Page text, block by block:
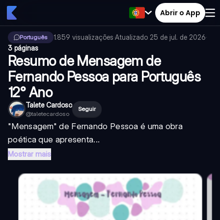
Abrir o App
Português 1.859 visualizações·Atualizado 25 de jul. de 2026·
3 páginas
Resumo de Mensagem de
Fernando Pessoa para Português
12° Ano
Talete Cardoso
@taletecardoso
Seguir
"Mensagem" de Fernando Pessoa é uma obra
poética que apresenta...
Mostrar mais